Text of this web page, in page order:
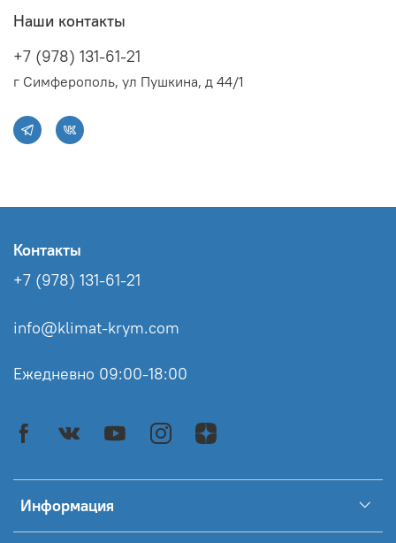
Наши контакты
+7 (978) 131-61-21
г Симферополь, ул Пушкина, д 44/1
Информация
Контакты
+7 (978) 131-61-21
info@klimat-krym.com
Ежедневно 09:00-18:00